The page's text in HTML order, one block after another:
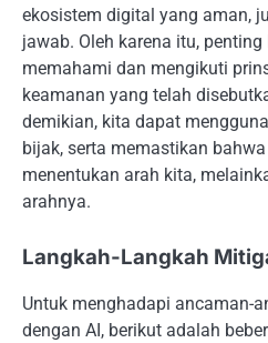
ekosistem digital yang aman,
jawab. Oleh karena itu,
memahami dan mengikuti
keamanan yang telah
demikian, kita dapat
bijak, serta memastikan
menentukan arah kita,
arahnya.
Langkah-Langkah
Untuk menghadapi ancaman-
dengan AI, berikut adalah